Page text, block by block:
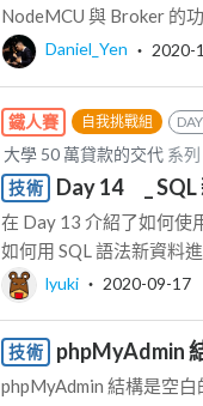
NodeMCU 與 Broker 的
Daniel_Yen ‧ 2020-
鐵人賽 自我挑戰組
大學 50 萬貸款的交代 系
技術
Day 14 _ SQL
在 Day 13 介紹了如何使
如何用 SQL 語法新資料
lyuki ‧ 2020-09-17
技術 phpMyAdmin
phpMyAdmin 結構是空白